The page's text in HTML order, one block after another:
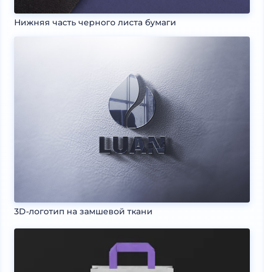
Нижняя часть черного листа бумаги
3D-логотип на замшевой ткани